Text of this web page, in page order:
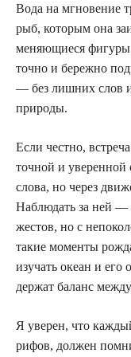
Вода на мгновение
рыб, которым она
меняющиеся
точно и бережно
— без лишних слов
природы.
Если честно,
точной и уверенной
слова, но через
Наблюдать за ней —
жестов, но с
такие моменты
изучать океан и его
держат баланс
Я уверен, что
рифов, должен